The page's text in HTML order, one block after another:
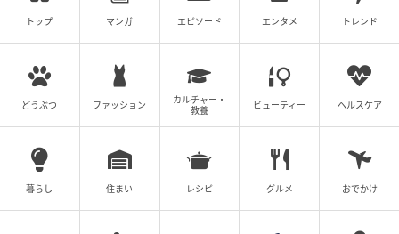
トップ マンガ エピソード エンタメ トレンド
どうぶつ ファッション
カルチャー・
教養
ビューティー ヘルスケア
暮らし 住まい レシピ グルメ おでかけ